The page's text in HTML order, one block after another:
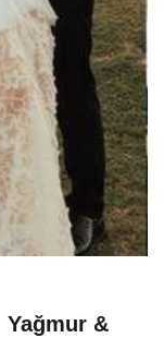
Yağmur &